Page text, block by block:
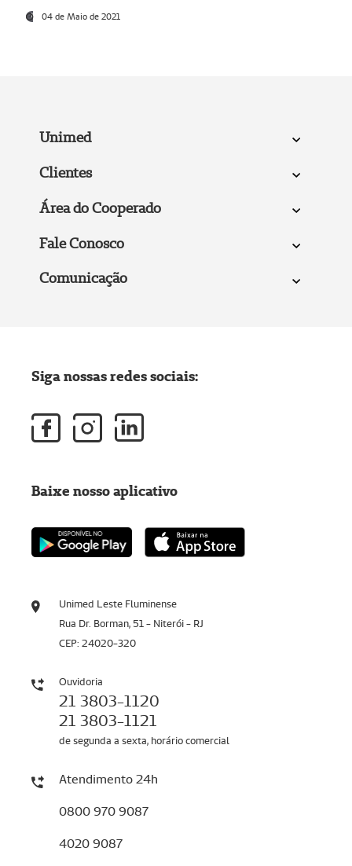
04 de Maio de 2021
Unimed
Clientes
Área do Cooperado
Fale Conosco
Comunicação
Unimed Leste Fluminense
Rua Dr. Borman, 51 - Niterói - RJ
CEP: 24020-320
Ouvidoria
21 3803-1120
21 3803-1121
de segunda a sexta, horário comercial
Atendimento 24h
0800 970 9087
4020 9087
Siga nossas redes sociais:
Baixe nosso aplicativo